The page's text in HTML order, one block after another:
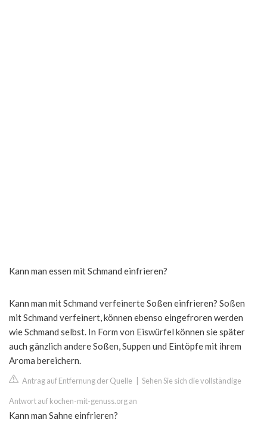
Kann man essen mit Schmand einfrieren?
Kann man mit Schmand verfeinerte Soßen einfrieren? Soßen
mit Schmand verfeinert, können ebenso eingefroren werden
wie Schmand selbst. In Form von Eiswürfel können sie später
auch gänzlich andere Soßen, Suppen und Eintöpfe mit ihrem
Aroma bereichern.
Antrag auf Entfernung der Quelle Sehen Sie sich die vollständige
Antwort auf kochen-mit-genuss.org an
Kann man Sahne einfrieren?